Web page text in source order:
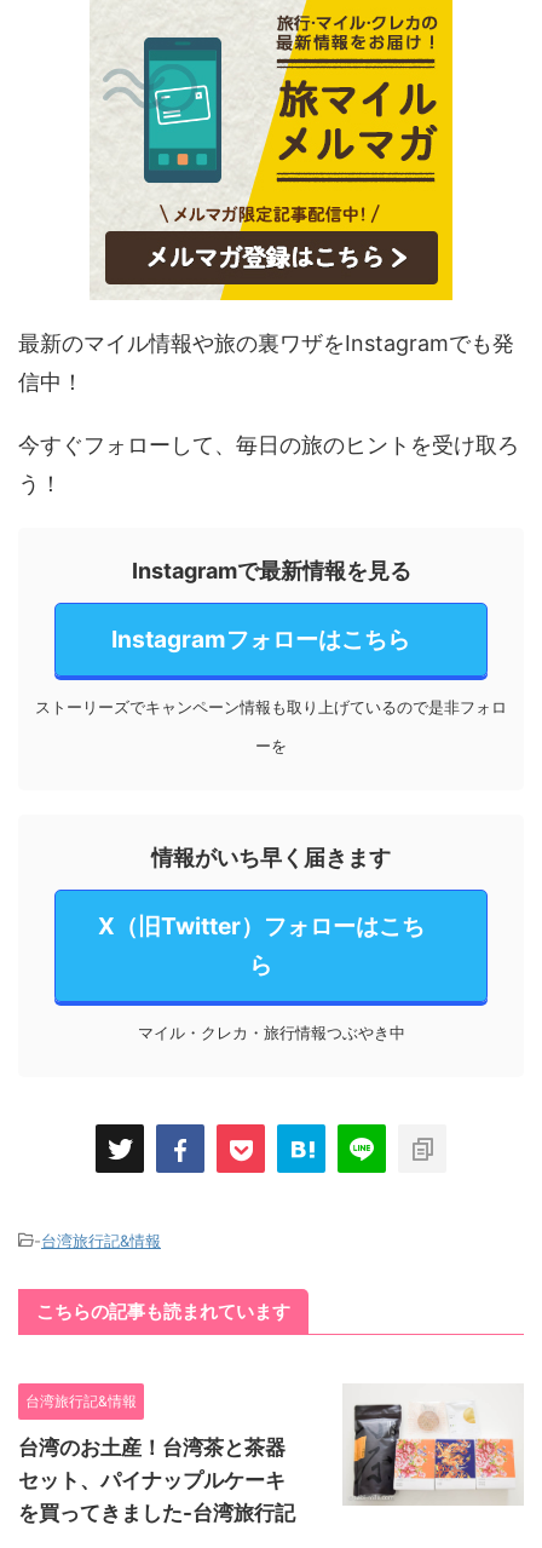
最新のマイル情報や旅の裏ワザをInstagramでも発
信中！
今すぐフォローして、毎日の旅のヒントを受け取ろ
う！
Instagramで最新情報を見る
Instagramフォローはこちら
ストーリーズでキャンペーン情報も取り上げているので是非フォロ
ーを
情報がいち早く届きます
X（旧Twitter）フォローはこち
ら
マイル・クレカ・旅行情報つぶやき中
-台湾旅行記&情報
こちらの記事も読まれています
台湾旅行記&情報
台湾のお土産！台湾茶と茶器
セット、パイナップルケーキ
を買ってきました-台湾旅行記